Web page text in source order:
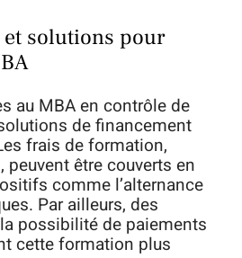
solutions pour
au MBA en contrôle de
de financement
frais de formation,
peuvent être couverts en
comme l’alternance
Par ailleurs, des
possibilité de paiements
cette formation plus